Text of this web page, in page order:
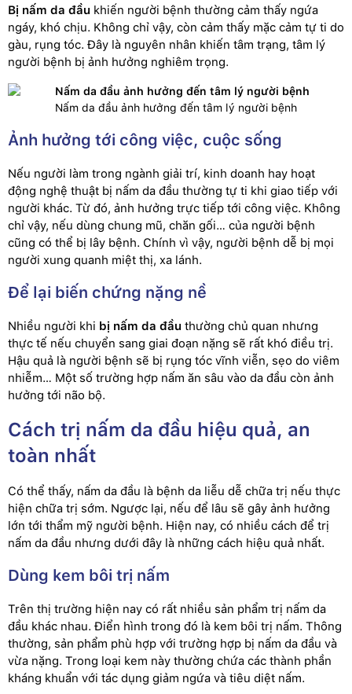
Bị nấm da đầu khiến người bệnh thường cảm thấy ngứa
ngáy, khó chịu. Không chỉ vậy, còn cảm thấy mặc cảm tự ti do
gàu, rụng tóc. Đây là nguyên nhân khiến tâm trạng, tâm lý
người bệnh bị ảnh hưởng nghiêm trọng.
Nấm da đầu ảnh hưởng đến tâm lý người bệnh
Ảnh hưởng tới công việc, cuộc sống
Nếu người làm trong ngành giải trí, kinh doanh hay hoạt
động nghệ thuật bị nấm da đầu thường tự ti khi giao tiếp với
người khác. Từ đó, ảnh hưởng trực tiếp tới công việc. Không
chỉ vậy, nếu dùng chung mũ, chăn gối… của người bệnh
cũng có thể bị lây bệnh. Chính vì vậy, người bệnh dễ bị mọi
người xung quanh miệt thị, xa lánh.
Để lại biến chứng nặng nề
Nhiều người khi bị nấm da đầu thường chủ quan nhưng
thực tế nếu chuyển sang giai đoạn nặng sẽ rất khó điều trị.
Hậu quả là người bệnh sẽ bị rụng tóc vĩnh viễn, sẹo do viêm
nhiễm… Một số trường hợp nấm ăn sâu vào da đầu còn ảnh
hưởng tới não bộ.
Cách trị nấm da đầu hiệu quả, an
toàn nhất
Có thể thấy, nấm da đầu là bệnh da liễu dễ chữa trị nếu thực
hiện chữa trị sớm. Ngược lại, nếu để lâu sẽ gây ảnh hưởng
lớn tới thẩm mỹ người bệnh. Hiện nay, có nhiều cách để trị
nấm da đầu nhưng dưới đây là những cách hiệu quả nhất.
Dùng kem bôi trị nấm
Trên thị trường hiện nay có rất nhiều sản phẩm trị nấm da
đầu khác nhau. Điển hình trong đó là kem bôi trị nấm. Thông
thường, sản phẩm phù hợp với trường hợp bị nấm da đầu và
vừa nặng. Trong loại kem này thường chứa các thành phần
kháng khuẩn với tác dụng giảm ngứa và tiêu diệt nấm.